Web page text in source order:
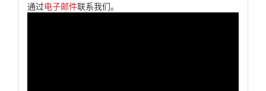
通过电子邮件联系我们。